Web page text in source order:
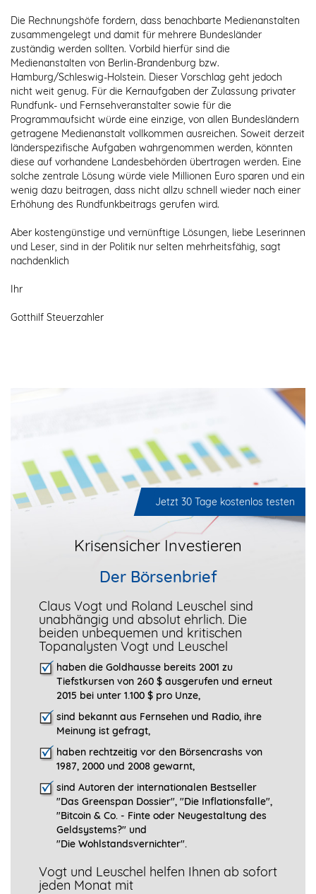
Die Rechnungshöfe fordern, dass benachbarte Medienanstalten
zusammengelegt und damit für mehrere Bundesländer
zuständig werden sollten. Vorbild hierfür sind die
Medienanstalten von Berlin-Brandenburg bzw.
Hamburg/Schleswig-Holstein. Dieser Vorschlag geht jedoch
nicht weit genug. Für die Kernaufgaben der Zulassung privater
Rundfunk- und Fernsehveranstalter sowie für die
Programmaufsicht würde eine einzige, von allen Bundesländern
getragene Medienanstalt vollkommen ausreichen. Soweit derzeit
länderspezifische Aufgaben wahrgenommen werden, könnten
diese auf vorhandene Landesbehörden übertragen werden. Eine
solche zentrale Lösung würde viele Millionen Euro sparen und ein
wenig dazu beitragen, dass nicht allzu schnell wieder nach einer
Erhöhung des Rundfunkbeitrags gerufen wird.
Aber kostengünstige und vernünftige Lösungen, liebe Leserinnen
und Leser, sind in der Politik nur selten mehrheitsfähig, sagt
nachdenklich
Ihr
Gotthilf Steuerzahler
Jetzt 30 Tage kostenlos testen
Krisensicher Investieren
Der Börsenbrief
Claus Vogt und Roland Leuschel sind
unabhängig und absolut ehrlich. Die
beiden unbequemen und kritischen
Topanalysten Vogt und Leuschel
haben die Goldhausse bereits 2001 zu
Tiefstkursen von 260 $ ausgerufen und erneut
2015 bei unter 1.100 $ pro Unze,
sind bekannt aus Fernsehen und Radio, ihre
Meinung ist gefragt,
haben rechtzeitig vor den Börsencrashs von
1987, 2000 und 2008 gewarnt,
sind Autoren der internationalen Bestseller
"Das Greenspan Dossier", "Die Inflationsfalle",
"Bitcoin & Co. - Finte oder Neugestaltung des
Geldsystems?" und
"Die Wohlstandsvernichter".
Vogt und Leuschel helfen Ihnen ab sofort
jeden Monat mit